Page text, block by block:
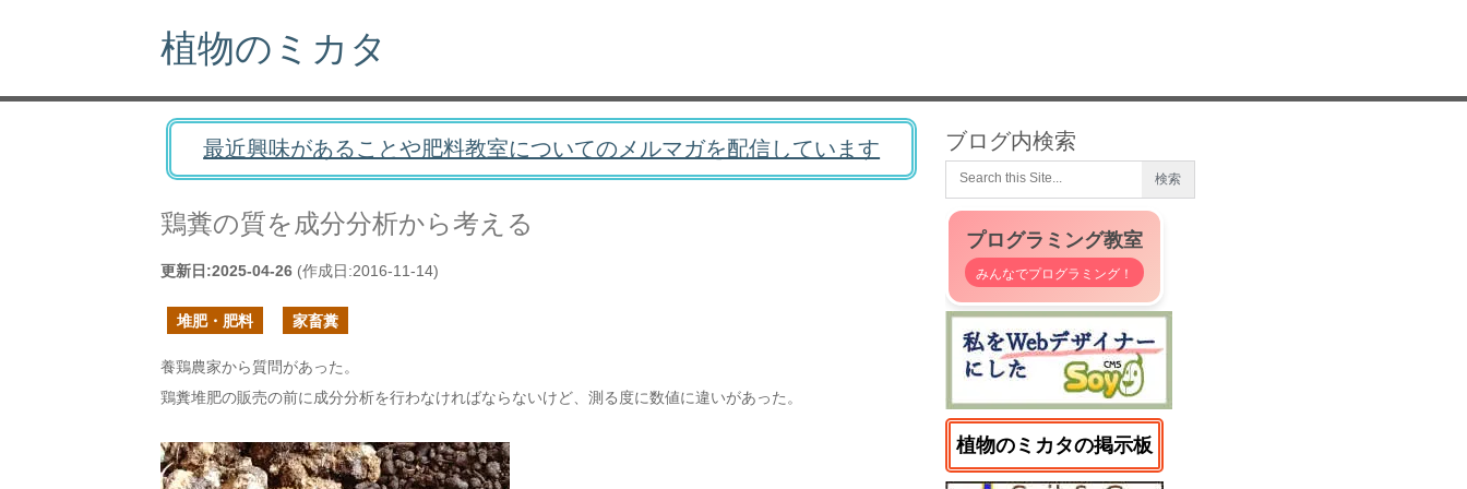
植物のミカタ
最近興味があることや肥料教室についてのメルマガを配信しています
鶏糞の質を成分分析から考える
更新日:2025-04-26 (作成日:2016-11-14)
堆肥・肥料 家畜糞
養鶏農家から質問があった。
鶏糞堆肥の販売の前に成分分析を行わなければならないけど、測る度に数値に違いがあった。
ブログ内検索
プログラミング教室
みんなでプログラミング！
植物のミカタの掲示板